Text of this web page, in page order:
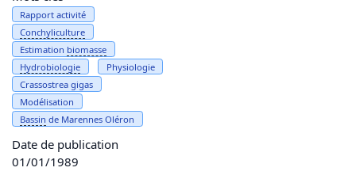
Rapport activité
Conchyliculture
Estimation biomasse
Hydrobiologie
Physiologie
Crassostrea gigas
Modélisation
Bassin de Marennes Oléron
Date de publication
01/01/1989